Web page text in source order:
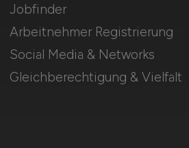
Jobfinder
Arbeitnehmer Registrierung
Social Media & Networks
Gleichberechtigung & Vielfalt